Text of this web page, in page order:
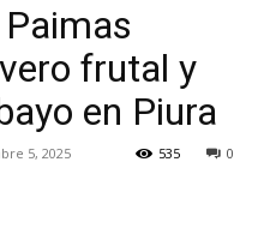
frutal y
en Piura
5, 2025 0
535